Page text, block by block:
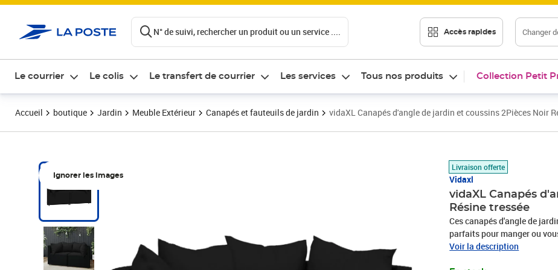
N° de suivi, rechercher un produit ou un service .... Accès rapides Changer
Le courrier Le colis Le transfert de courrier Les services Tous nos produits Collection Petit
Accueil boutique Jardin Meuble Extérieur Canapés et fauteuils de jardin vidaXL Canapés d'angle de jardin et coussins 2Pièces Noir
Ignorer les images
Livraison offerte
Vidaxl
vidaXL Canapés
Résine tressée
Ces canapés d'angle de
parfaits pour manger ou
intempéries : la résine
Voir la description
Prix barré 160,99 €
Prix 144,89€